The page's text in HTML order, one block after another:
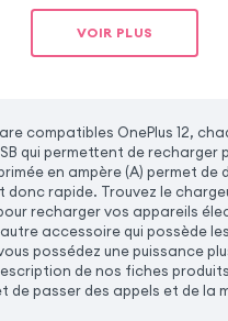
VOIR PLUS
compatibles OnePlus 12,
qui permettent de recharger
en ampère (A) permet
rapide. Trouvez le
recharger vos appareils
accessoire qui possède
possédez une puissance
de nos fiches
passer des appels et de